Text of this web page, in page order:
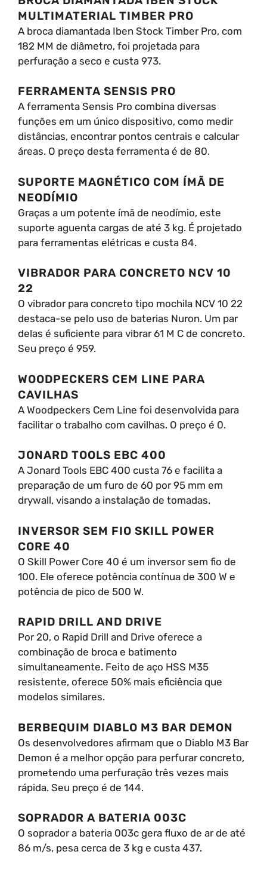
MULTIMATERIAL TIMBER PRO
A broca diamantada Iben Stock Timber Pro, com
182 MM de diâmetro, foi projetada para
perfuração a seco e custa 973.
FERRAMENTA SENSIS PRO
A ferramenta Sensis Pro combina diversas
funções em um único dispositivo, como medir
distâncias, encontrar pontos centrais e calcular
áreas. O preço desta ferramenta é de 80.
SUPORTE MAGNÉTICO COM ÍMÃ DE
NEODÍMIO
Graças a um potente ímã de neodímio, este
suporte aguenta cargas de até 3 kg. É projetado
para ferramentas elétricas e custa 84.
VIBRADOR PARA CONCRETO NCV 10
22
O vibrador para concreto tipo mochila NCV 10 22
destaca-se pelo uso de baterias Nuron. Um par
delas é suficiente para vibrar 61 M C de concreto.
Seu preço é 959.
WOODPECKERS CEM LINE PARA
CAVILHAS
A Woodpeckers Cem Line foi desenvolvida para
facilitar o trabalho com cavilhas. O preço é 0.
JONARD TOOLS EBC 400
A Jonard Tools EBC 400 custa 76 e facilita a
preparação de um furo de 60 por 95 mm em
drywall, visando a instalação de tomadas.
INVERSOR SEM FIO SKILL POWER
CORE 40
O Skill Power Core 40 é um inversor sem fio de
100. Ele oferece potência contínua de 300 W e
potência de pico de 500 W.
RAPID DRILL AND DRIVE
Por 20, o Rapid Drill and Drive oferece a
combinação de broca e batimento
simultaneamente. Feito de aço HSS M35
resistente, oferece 50% mais eficiência que
modelos similares.
BERBEQUIM DIABLO M3 BAR DEMON
Os desenvolvedores afirmam que o Diablo M3 Bar
Demon é a melhor opção para perfurar concreto,
prometendo uma perfuração três vezes mais
rápida. Seu preço é de 144.
SOPRADOR A BATERIA 003C
O soprador a bateria 003c gera fluxo de ar de até
86 m/s, pesa cerca de 3 kg e custa 437.